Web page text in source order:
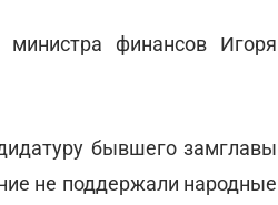
финансов Игоря
бывшего замглавы
не поддержали народные